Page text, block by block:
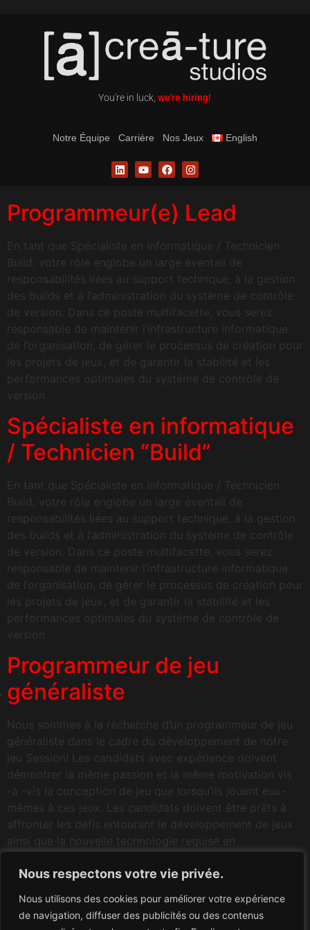
Nous respectons votre vie privée.
Nous utilisons des cookies pour améliorer votre expérience
de navigation, diffuser des publicités ou des contenus
You're in luck, we're hiring!
Notre Équipe Carrière Nos Jeux English
Programmeur(e) Lead
En tant que Spécialiste en informatique / Technicien
Build, votre rôle englobe un large éventail de
responsabilités liées au support technique, à la gestion
des builds et à l’administration du système de contrôle
de version. Dans ce poste multifacette, vous serez
responsable de maintenir l’infrastructure informatique
de l’organisation, de gérer le processus de création pour
les projets de jeux, et de garantir la stabilité et les
performances optimales du système de contrôle de
version.
Spécialiste en informatique
/ Technicien “Build”
En tant que Spécialiste en informatique / Technicien
Build, votre rôle englobe un large éventail de
responsabilités liées au support technique, à la gestion
des builds et à l’administration du système de contrôle
de version. Dans ce poste multifacette, vous serez
responsable de maintenir l’infrastructure informatique
de l’organisation, de gérer le processus de création pour
les projets de jeux, et de garantir la stabilité et les
performances optimales du système de contrôle de
version.
Programmeur de jeu
généraliste
Nous sommes à la recherche d’un programmeur de jeu
généraliste dans le cadre du développement de notre
jeu Session! Les candidats avec expérience doivent
démontrer la même passion et la même motivation vis
-à -vis la conception de jeu que lorsqu’ils jouent eux-
mêmes à ces jeux. Les candidats doivent être prêts à
affronter les défis entourant le développement de jeux
ainsi que la nouvelle technologie requise en